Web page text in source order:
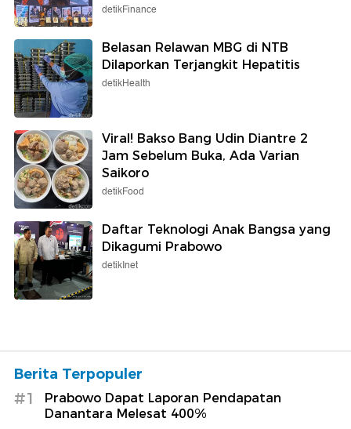
detikFinance
Belasan Relawan MBG di NTB
Dilaporkan Terjangkit Hepatitis
detikHealth
Viral! Bakso Bang Udin Diantre 2
Jam Sebelum Buka, Ada Varian
Saikoro
detikFood
Daftar Teknologi Anak Bangsa yang
Dikagumi Prabowo
detikInet
Berita Terpopuler
#1
Prabowo Dapat Laporan Pendapatan
Danantara Melesat 400%